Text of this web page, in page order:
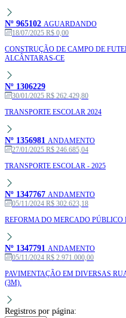
Nº 965102 AGUARDANDO
18/07/2025 R$ 0,00
CONSTRUÇÃO DE CAMPO DE
ALCÂNTARAS-CE
Nº 1306229
30/01/2025 R$ 262.429,80
TRANSPORTE ESCOLAR 2024
Nº 1356981 ANDAMENTO
27/01/2025 R$ 246.685,04
TRANSPORTE ESCOLAR - 2025
Nº 1347767 ANDAMENTO
05/11/2024 R$ 302.623,18
REFORMA DO MERCADO
Nº 1347791 ANDAMENTO
05/11/2024 R$ 2.971.000,00
PAVIMENTAÇÃO EM DIVERSAS
(3M).
Registros por página: